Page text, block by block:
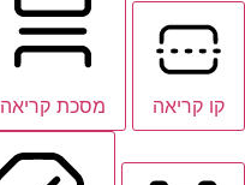
קו קריאה מסכת קריאה